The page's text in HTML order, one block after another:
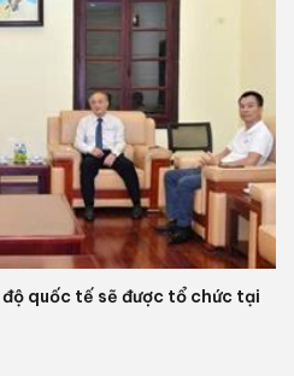
quốc tế sẽ được tổ chức tại